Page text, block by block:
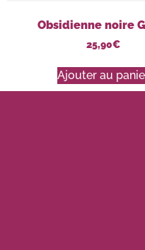
Obsidienne noire
25,90€
Ajouter au